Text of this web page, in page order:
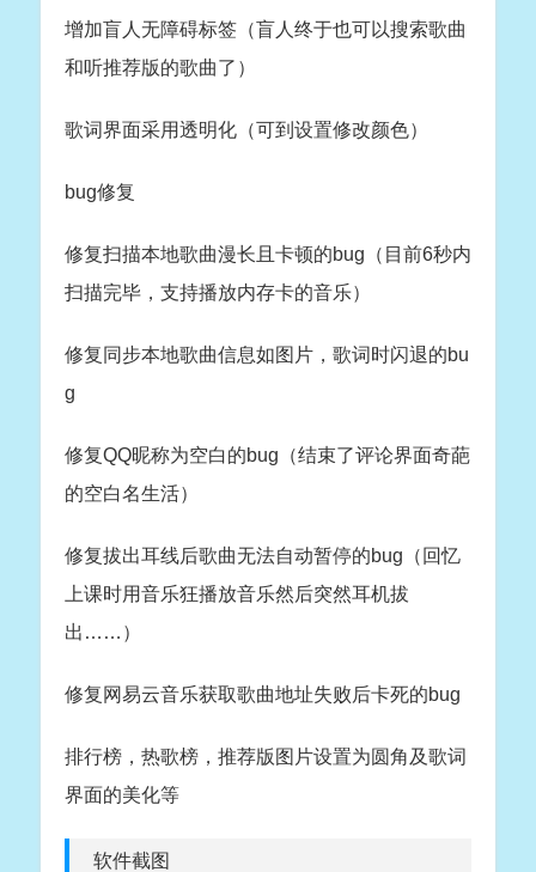
增加盲人无障碍标签（盲人终于也可以搜索歌曲
和听推荐版的歌曲了）
歌词界面采用透明化（可到设置修改颜色）
bug修复
修复扫描本地歌曲漫长且卡顿的bug（目前6秒内
扫描完毕，支持播放内存卡的音乐）
修复同步本地歌曲信息如图片，歌词时闪退的bu
g
修复QQ昵称为空白的bug（结束了评论界面奇葩
的空白名生活）
修复拔出耳线后歌曲无法自动暂停的bug（回忆
上课时用音乐狂播放音乐然后突然耳机拔
出……）
修复网易云音乐获取歌曲地址失败后卡死的bug
排行榜，热歌榜，推荐版图片设置为圆角及歌词
界面的美化等
软件截图